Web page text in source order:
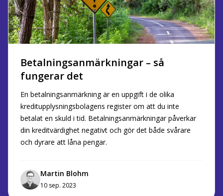
Betalningsanmärkningar – så
fungerar det
En betalningsanmärkning är en uppgift i de olika
kreditupplysningsbolagens register om att du inte
betalat en skuld i tid. Betalningsanmärkningar påverkar
din kreditvärdighet negativt och gör det både svårare
och dyrare att låna pengar.
Martin Blohm
10 sep. 2023